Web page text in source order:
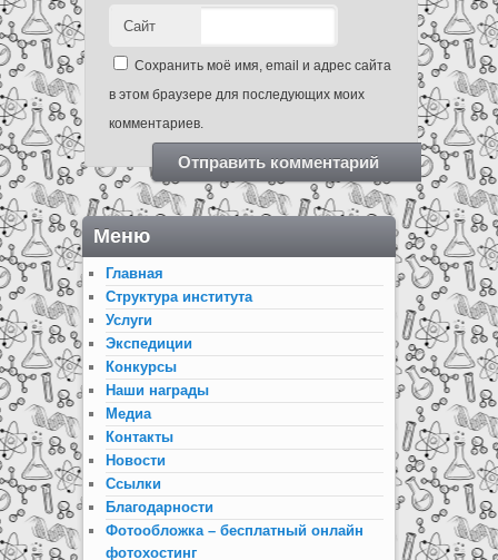
Сайт
Сохранить моё имя, email и адрес сайта
в этом браузере для последующих моих
комментариев.
Меню
Главная
Структура института
Услуги
Экспедиции
Конкурсы
Наши награды
Медиа
Контакты
Новости
Ссылки
Благодарности
Фотообложка – бесплатный онлайн
фотохостинг